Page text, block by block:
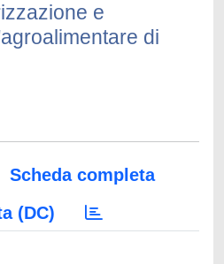
e
di
Scheda completa
(DC)